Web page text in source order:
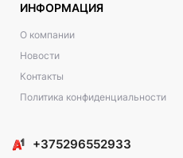
ИНФОРМАЦИЯ
О компании
Новости
Контакты
Политика конфиденциальности
+375296552933